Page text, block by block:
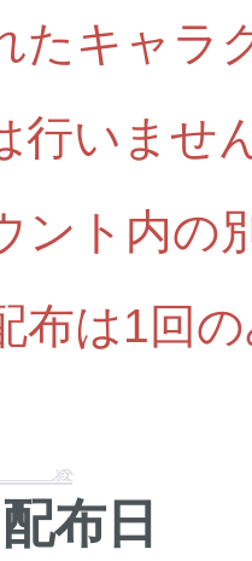
たキャラ
行いませ
ント内の
布は1回
布日